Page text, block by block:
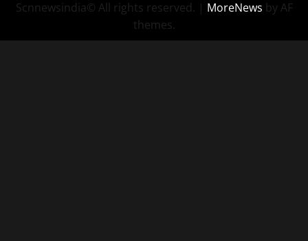
Scnnewsindia© All rights reserved. | MoreNews by AF
themes.